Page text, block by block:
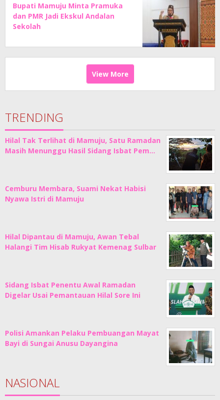
Bupati Mamuju Minta Pramuka
dan PMR Jadi Ekskul Andalan
Sekolah
View More
TRENDING
Hilal Tak Terlihat di Mamuju, Satu Ramadan
Masih Menunggu Hasil Sidang Isbat Pem…
Cemburu Membara, Suami Nekat Habisi
Nyawa Istri di Mamuju
Hilal Dipantau di Mamuju, Awan Tebal
Halangi Tim Hisab Rukyat Kemenag Sulbar
Sidang Isbat Penentu Awal Ramadan
Digelar Usai Pemantauan Hilal Sore Ini
Polisi Amankan Pelaku Pembuangan Mayat
Bayi di Sungai Anusu Dayangina
NASIONAL